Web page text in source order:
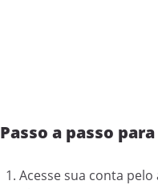
Passo a passo
Acesse sua conta